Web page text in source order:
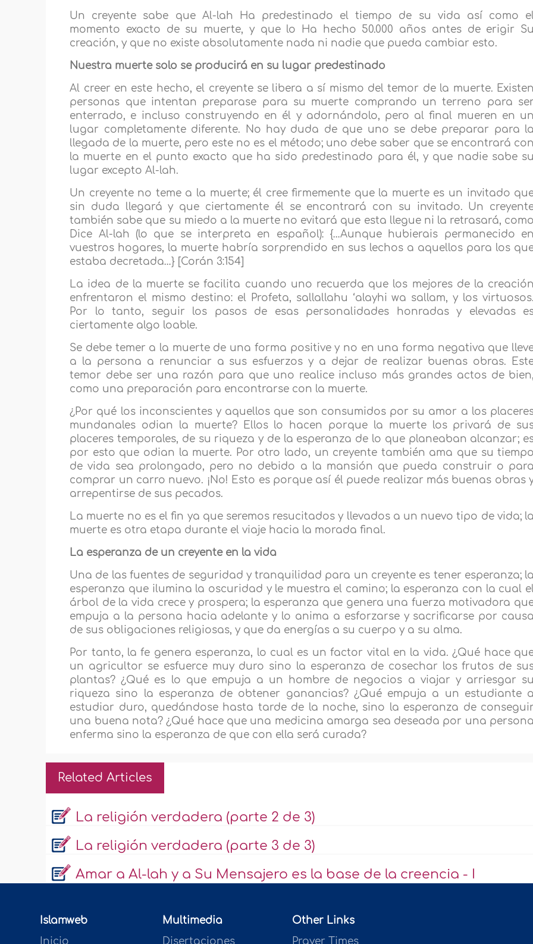
Un creyente sabe que Al-lah Ha predestinado el tiempo de su vida así como
momento exacto de su muerte, y que lo Ha hecho 50.000 años antes de erigir Su
creación, y que no existe absolutamente nada ni nadie que pueda cambiar esto.
Nuestra muerte solo se producirá en su lugar predestinado
Al creer en este hecho, el creyente se libera a sí mismo del temor de la muerte. Existen
personas que intentan preparase para su muerte comprando un terreno para ser
enterrado, e incluso construyendo en él y adornándolo, pero al final mueren en un
lugar completamente diferente. No hay duda de que uno se debe preparar para la
llegada de la muerte, pero este no es el método; uno debe saber que se encontrará con
la muerte en el punto exacto que ha sido predestinado para él, y que nadie sabe su
lugar excepto Al-lah.
Un creyente no teme a la muerte; él cree firmemente que la muerte es un invitado
sin duda llegará y que ciertamente él se encontrará con su invitado. Un
también sabe que su miedo a la muerte no evitará que esta llegue ni la retrasará, como
Dice Al-lah (lo que se interpreta en español): {…Aunque hubierais permanecido en
vuestros hogares, la muerte habría sorprendido en sus lechos a aquellos para los
estaba decretada…} [Corán 3:154]
La idea de la muerte se facilita cuando uno recuerda que los mejores de la creación
enfrentaron el mismo destino: el Profeta, sallallahu ‘alayhi wa sallam, y los virtuosos.
Por lo tanto, seguir los pasos de esas personalidades honradas y elevadas
ciertamente algo loable.
Se debe temer a la muerte de una forma positive y no en una forma negativa que
a la persona a renunciar a sus esfuerzos y a dejar de realizar buenas obras.
temor debe ser una razón para que uno realice incluso más grandes actos de bien,
como una preparación para encontrarse con la muerte.
¿Por qué los inconscientes y aquellos que son consumidos por su amor a los
mundanales odian la muerte? Ellos lo hacen porque la muerte los privará de
placeres temporales, de su riqueza y de la esperanza de lo que planeaban alcanzar;
por esto que odian la muerte. Por otro lado, un creyente también ama que su tiempo
de vida sea prolongado, pero no debido a la mansión que pueda construir o para
comprar un carro nuevo. ¡No! Esto es porque así él puede realizar más buenas obras
arrepentirse de sus pecados.
La muerte no es el fin ya que seremos resucitados y llevados a un nuevo tipo de vida; la
muerte es otra etapa durante el viaje hacia la morada final.
La esperanza de un creyente en la vida
Una de las fuentes de seguridad y tranquilidad para un creyente es tener esperanza; la
esperanza que ilumina la oscuridad y le muestra el camino; la esperanza con la cual
árbol de la vida crece y prospera; la esperanza que genera una fuerza motivadora
empuja a la persona hacia adelante y lo anima a esforzarse y sacrificarse por causa
de sus obligaciones religiosas, y que da energías a su cuerpo y a su alma.
Por tanto, la fe genera esperanza, lo cual es un factor vital en la vida. ¿Qué hace
un agricultor se esfuerce muy duro sino la esperanza de cosechar los frutos de
plantas? ¿Qué es lo que empuja a un hombre de negocios a viajar y arriesgar su
riqueza sino la esperanza de obtener ganancias? ¿Qué empuja a un estudiante a
estudiar duro, quedándose hasta tarde de la noche, sino la esperanza de conseguir
una buena nota? ¿Qué hace que una medicina amarga sea deseada por una persona
enferma sino la esperanza de que con ella será curada?
Related Articles
La religión verdadera (parte 2 de 3)
La religión verdadera (parte 3 de 3)
Amar a Al-lah y a Su Mensajero es la base de la creencia - I
Islamweb
Inicio
Multimedia
Disertaciones
Other Links
Prayer Times